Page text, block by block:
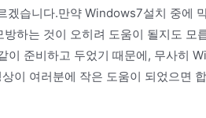
겠습니다.만약 Windows7설치 중에
하는 것이 오히려 도움이 될지도
준비하고 두었기 때문에, 무사히
이 여러분에 작은 도움이 되었으면